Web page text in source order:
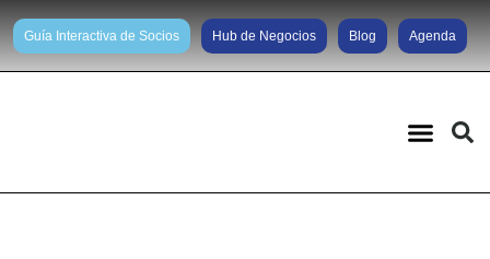
Guía Interactiva de Socios Hub de Negocios Blog Agenda